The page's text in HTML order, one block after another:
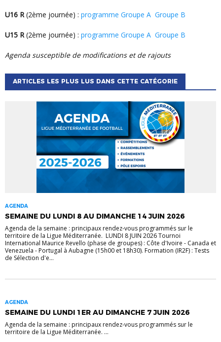
U16 R(2ème journée) : programme Groupe A Groupe B
U15 R(2ème journée) : programme Groupe A Groupe B
Agenda susceptible de modifications et de rajouts
ARTICLES LES PLUS LUS DANS CETTE CATÉGORIE
AGENDA
SEMAINE DU LUNDI 8 AU DIMANCHE 14 JUIN 2026
Agenda de la semaine : principaux rendez-vous programmés sur le
territoire de la Ligue Méditerranée. LUNDI 8 JUIN 2026 Tournoi
International Maurice Revello (phase de groupes) : Côte d'Ivoire - Canada et
Venezuela - Portugal à Aubagne (15h00 et 18h30). Formation (IR2F) : Tests
de Sélection d'e...
AGENDA
SEMAINE DU LUNDI 1ER AU DIMANCHE 7 JUIN 2026
Agenda de la semaine : principaux rendez-vous programmés sur le
territoire de la Ligue Méditerranée. ...